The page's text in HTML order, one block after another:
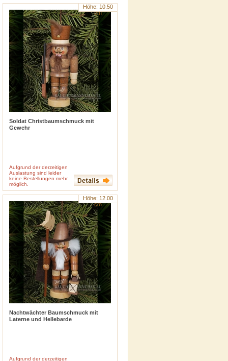
Höhe: 10.50
cm
Soldat Christbaumschmuck mit
Gewehr
Aufgrund der derzeitigen
Auslastung sind leider
keine Bestellungen mehr
möglich.
inkl. 19 % MwSt
zzgl.Versandkosten
Höhe: 12.00
cm
Nachtwächter Baumschmuck mit
Laterne und Hellebarde
Aufgrund der derzeitigen